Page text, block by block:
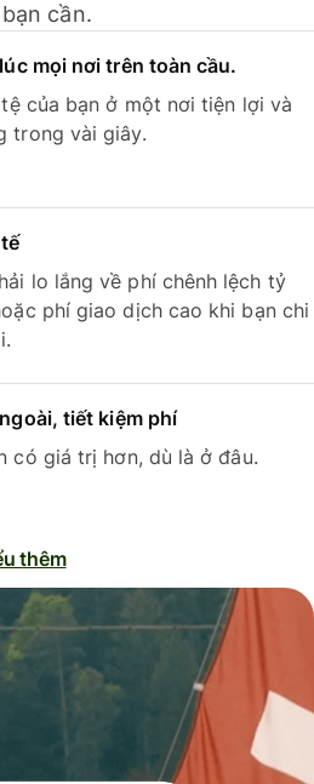
cần.
mọi nơi trên toàn cầu.
của bạn ở một nơi tiện lợi và
trong vài giây.
lo lắng về phí chênh lệch tỷ
phí giao dịch cao khi bạn chi
tiết kiệm phí
có giá trị hơn, dù là ở đâu.
thêm